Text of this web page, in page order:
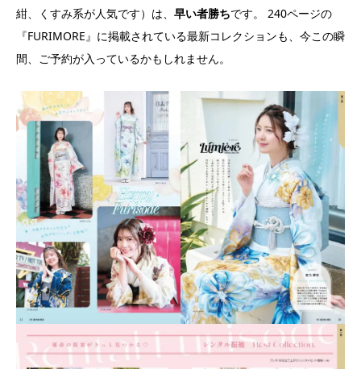
紺、くすみ系が人気です）は、 早い者勝ちです。 240ページの
『FURIMORE』に掲載されている最新コレクションも、今この瞬
間、ご予約が入っているかもしれません。